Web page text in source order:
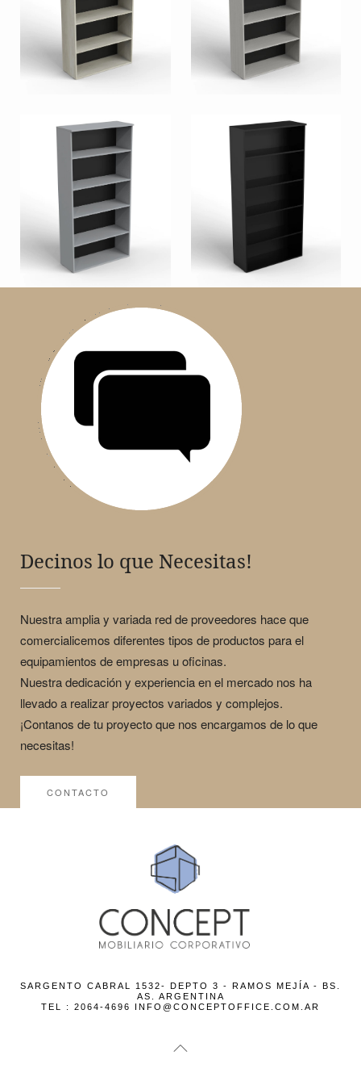
Decinos lo que Necesitas!
Nuestra amplia y variada red de proveedores hace que
comercialicemos diferentes tipos de productos para el
equipamientos de empresas u oficinas.
Nuestra dedicación y experiencia en el mercado nos ha
llevado a realizar proyectos variados y complejos.
¡Contanos de tu proyecto que nos encargamos de lo que
necesitas!
CONTACTO
SARGENTO CABRAL 1532- DEPTO 3 - RAMOS MEJÍA - BS.
AS. ARGENTINA
TEL : 2064-4696 INFO@CONCEPTOFFICE.COM.AR